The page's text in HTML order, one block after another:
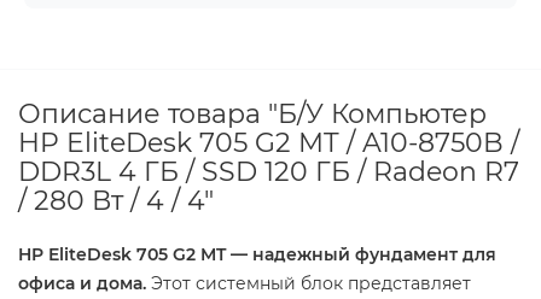
Описание товара "Б/У Компьютер
HP EliteDesk 705 G2 MT / A10-8750B /
DDR3L 4 ГБ / SSD 120 ГБ / Radeon R7
/ 280 Вт / 4 / 4"
HP EliteDesk 705 G2 MT — надежный фундамент для
офиса и дома. Этот системный блок представляет